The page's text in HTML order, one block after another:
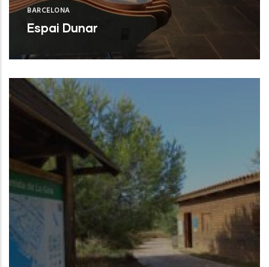
BARCELONA
Espai Dunar
Castelldefels (Barcelona)